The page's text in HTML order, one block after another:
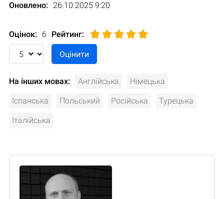
Оновлено: 26.10.2025 9:20
Оцінок: 6 Рейтинг:
На інших мовах: Англійська Німецька
Іспанська Польський Російська Турецька
Італійська